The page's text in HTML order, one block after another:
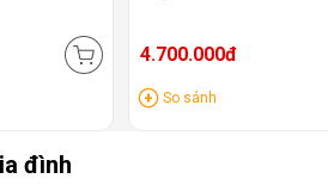
4.700.000đ
So sánh
đình